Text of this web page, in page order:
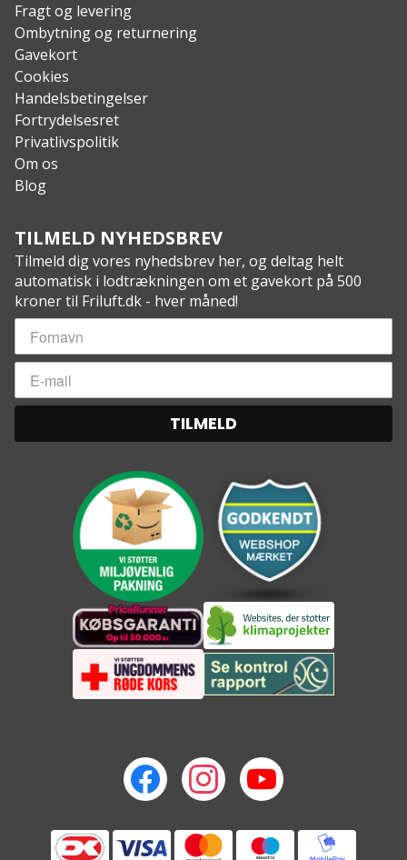
Fragt og levering
Ombytning og returnering
Gavekort
Cookies
Handelsbetingelser
Fortrydelsesret
Privatlivspolitik
Om os
Blog
TILMELD NYHEDSBREV
Tilmeld dig vores nyhedsbrev her, og deltag helt
automatisk i lodtrækningen om et gavekort på 500
kroner til Friluft.dk - hver måned!
TILMELD